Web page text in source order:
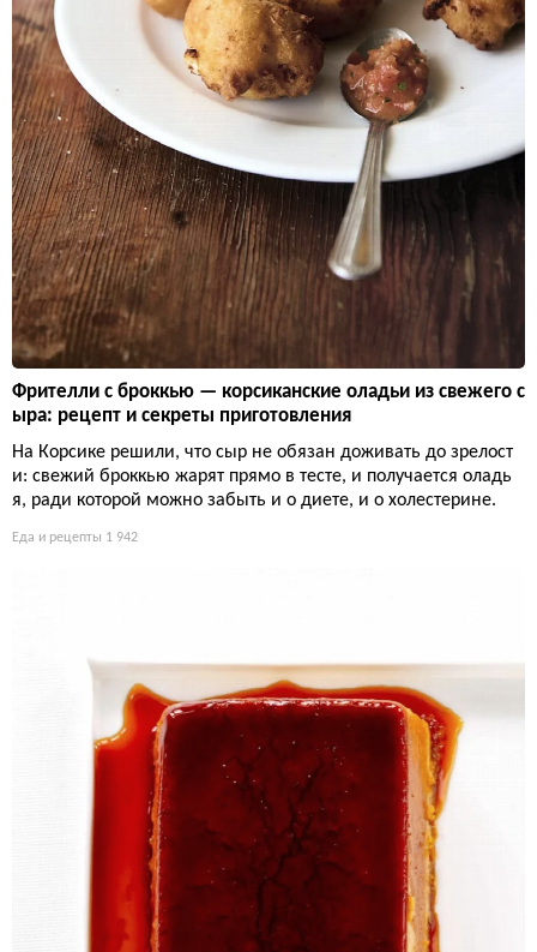
Фрителли с броккью — корсиканские оладьи из свежего с
ыра: рецепт и секреты приготовления
На Корсике решили, что сыр не обязан доживать до зрелост
и: свежий броккью жарят прямо в тесте, и получается оладь
я, ради которой можно забыть и о диете, и о холестерине.
Еда и рецепты 1 942